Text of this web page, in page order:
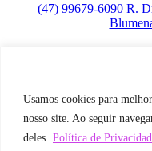
Usamos cookies para
nosso site. Ao seguir
deles. Política de
(47) 99679-6090 R.